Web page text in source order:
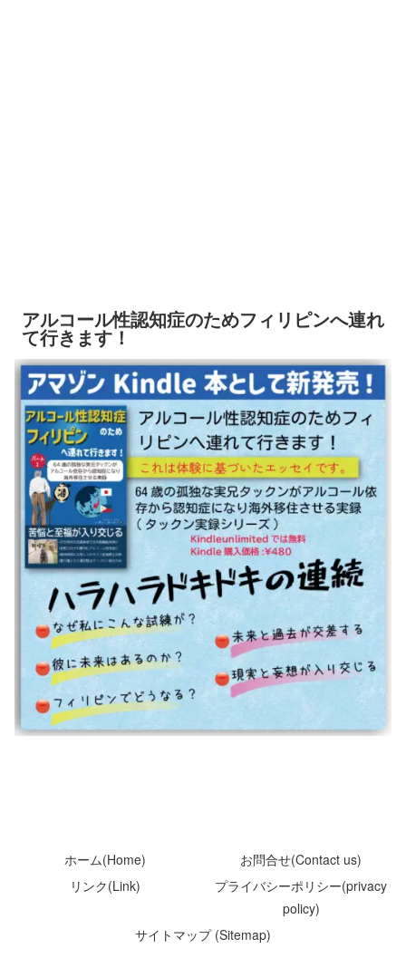
アルコール性認知症のためフィリピンへ連れ
て行きます！
ホーム(Home)
お問合せ(Contact us)
リンク(Link)
プライバシーポリシー(privacy
policy)
サイトマップ (Sitemap)